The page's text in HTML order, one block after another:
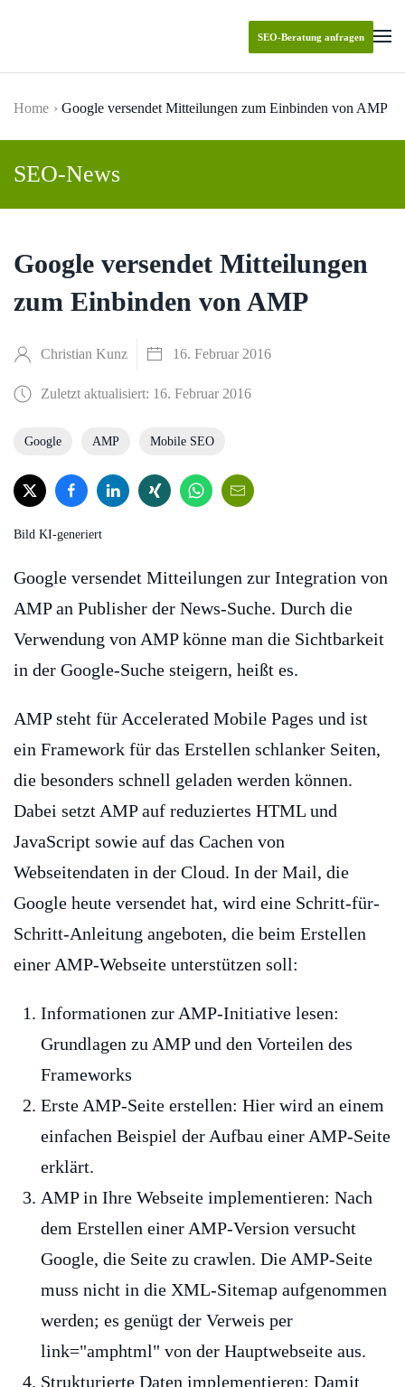
SEO-Beratung anfragen
Home Google versendet Mitteilungen zum Einbinden von AMP
SEO-News
Google versendet Mitteilungen
zum Einbinden von AMP
Christian Kunz 16. Februar 2016
Zuletzt aktualisiert: 16. Februar 2016
Google AMP Mobile SEO
Bild KI-generiert
Google versendet Mitteilungen zur Integration von
AMP an Publisher der News-Suche. Durch die
Verwendung von AMP könne man die Sichtbarkeit
in der Google-Suche steigern, heißt es.
AMP steht für Accelerated Mobile Pages und ist
ein Framework für das Erstellen schlanker Seiten,
die besonders schnell geladen werden können.
Dabei setzt AMP auf reduziertes HTML und
JavaScript sowie auf das Cachen von
Webseitendaten in der Cloud. In der Mail, die
Google heute versendet hat, wird eine Schritt-für-
Schritt-Anleitung angeboten, die beim Erstellen
einer AMP-Webseite unterstützen soll:
Informationen zur AMP-Initiative lesen:
Grundlagen zu AMP und den Vorteilen des
Frameworks
Erste AMP-Seite erstellen: Hier wird an einem
einfachen Beispiel der Aufbau einer AMP-Seite
erklärt.
AMP in Ihre Webseite implementieren: Nach
dem Erstellen einer AMP-Version versucht
Google, die Seite zu crawlen. Die AMP-Seite
muss nicht in die XML-Sitemap aufgenommen
werden; es genügt der Verweis per
link="amphtml" von der Hauptwebseite aus.
Strukturierte Daten implementieren: Damit